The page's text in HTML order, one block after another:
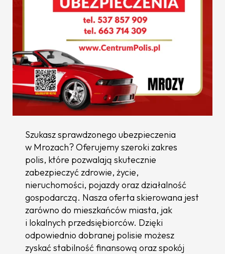
Szukasz sprawdzonego ubezpieczenia
w Mrozach? Oferujemy szeroki zakres
polis, które pozwalają skutecznie
zabezpieczyć zdrowie, życie,
nieruchomości, pojazdy oraz działalność
gospodarczą. Nasza oferta skierowana jest
zarówno do mieszkańców miasta, jak
i lokalnych przedsiębiorców. Dzięki
odpowiednio dobranej polisie możesz
zyskać stabilność finansową oraz spokój